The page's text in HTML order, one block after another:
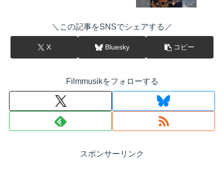
＼この記事をSNSでシェアする／
X Bluesky コピー
Filmmusikをフォローする
スポンサーリンク